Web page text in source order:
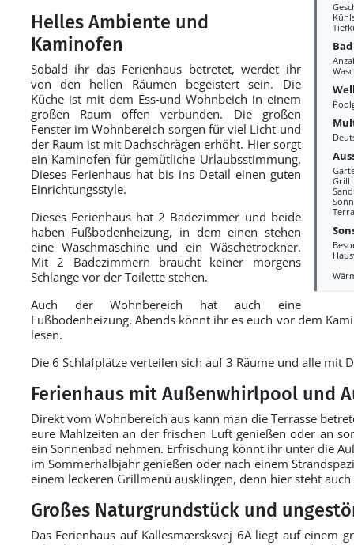
Bad
Grill
Helles Ambiente und
Kaminofen
Sobald ihr das Ferienhaus betretet, werdet ihr
von den hellen Räumen begeistert sein. Die
Küche ist mit dem Ess-und Wohnbeich in einem
großen Raum offen verbunden. Die großen
Fenster im Wohnbereich sorgen für viel Licht und
der Raum ist mit Dachschrägen erhöht. Hier sorgt
ein Kaminofen für gemütliche Urlaubsstimmung.
Dieses Ferienhaus hat bis ins Detail einen guten
Einrichtungsstyle.
Dieses Ferienhaus hat 2 Badezimmer und beide
haben Fußbodenheizung, in dem einen stehen
eine Waschmaschine und ein Wäschetrockner.
Mit 2 Badezimmern braucht keiner morgens
Schlange vor der Toilette stehen.
Auch der Wohnbereich hat auch eine
Fußbodenheizung. Abends könnt ihr es euch vor dem
lesen.
Die 6 Schlafplätze verteilen sich auf 3 Räume und alle mit
Ferienhaus mit Außenwhirlpool und
Direkt vom Wohnbereich aus kann man die Terrasse
eure Mahlzeiten an der frischen Luft genießen oder an
ein Sonnenbad nehmen. Erfrischung könnt ihr unter die
im Sommerhalbjahr genießen oder nach einem
einem leckeren Grillmenü ausklingen, denn hier steht
Großes Naturgrundstück und
Das Ferienhaus auf Kallesmærsksvej 6A liegt auf einem